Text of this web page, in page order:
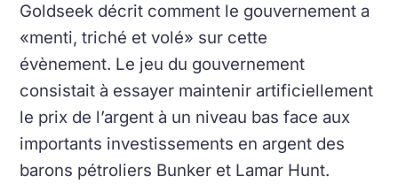
Goldseek décrit comment le gouvernement a
«menti, triché et volé» sur cette
évènement. Le jeu du gouvernement
consistait à essayer maintenir artificiellement
le prix de l’argent à un niveau bas face aux
importants investissements en argent des
barons pétroliers Bunker et Lamar Hunt.